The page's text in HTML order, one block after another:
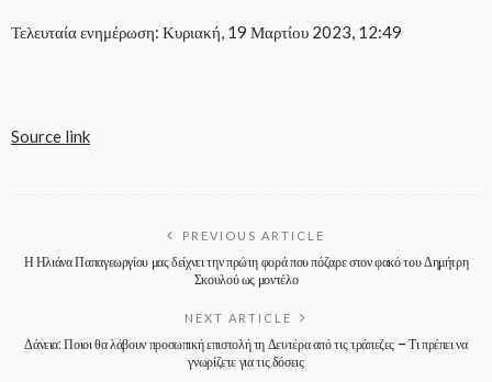
Τελευταία ενημέρωση: Κυριακή, 19 Μαρτίου 2023, 12:49
Source link
PREVIOUS ARTICLE
Η Ηλιάνα Παπαγεωργίου μας δείχνει την πρώτη φορά που πόζαρε στον φακό του Δημήτρη
Σκουλού ως μοντέλο
NEXT ARTICLE
Δάνεια: Ποιοι θα λάβουν προσωπική επιστολή τη Δευτέρα από τις τράπεζες – Τι πρέπει να
γνωρίζετε για τις δόσεις